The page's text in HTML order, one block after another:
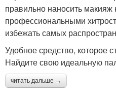
правильно наносить макияж
профессиональными
избежать самых
Удобное средство, которое
Найдите свою идеальную
читать дальше →